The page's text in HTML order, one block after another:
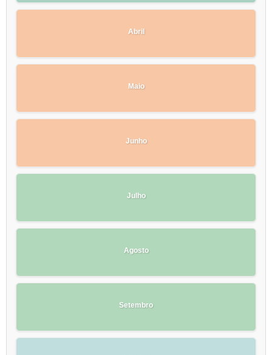
Abril
Maio
Junho
Julho
Agosto
Setembro